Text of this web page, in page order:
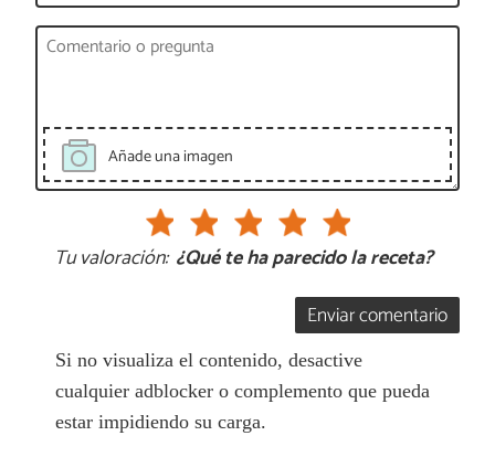
Añade una imagen
Tu valoración: ¿Qué te ha parecido la receta?
Enviar comentario
Si no visualiza el contenido, desactive
cualquier adblocker o complemento que pueda
estar impidiendo su carga.